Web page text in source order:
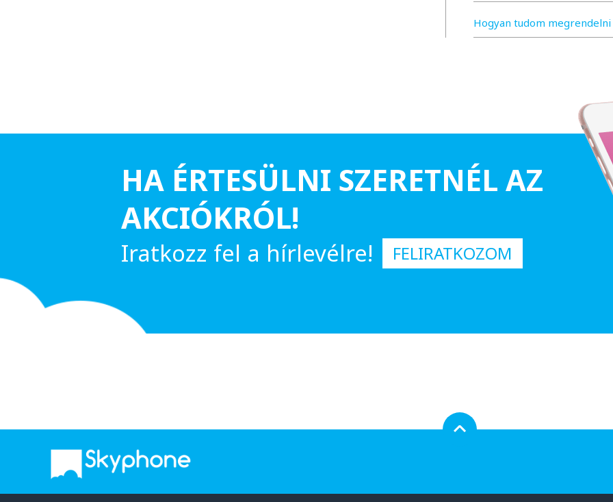
Hogyan tudom
HA ÉRTESÜLNI SZERETNÉL AZ
AKCIÓKRÓL!
Iratkozz fel a hírlevélre! FELIRATKOZOM